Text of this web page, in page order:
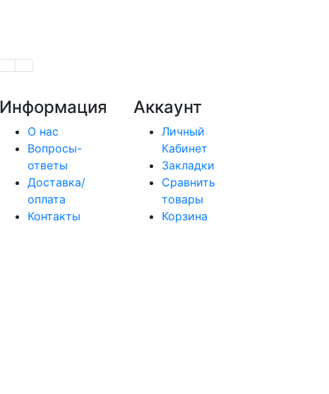
Информация
О нас
Вопросы-
ответы
Доставка/
оплата
Контакты
Аккаунт
Личный
Кабинет
Закладки
Сравнить
товары
Корзина